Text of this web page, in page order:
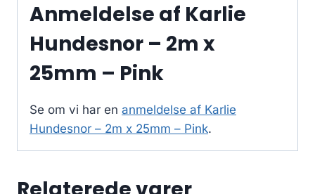
Anmeldelse af Karlie
Hundesnor – 2m x
25mm – Pink
Se om vi har en anmeldelse af Karlie
Hundesnor – 2m x 25mm – Pink.